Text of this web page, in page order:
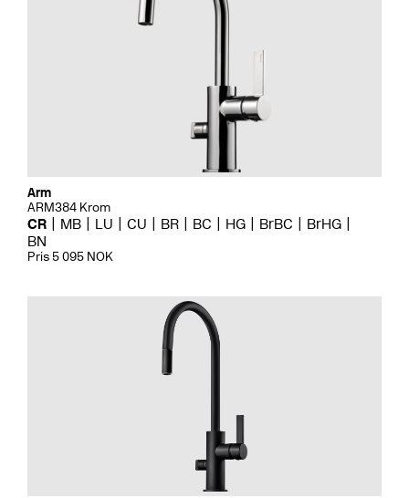
Arm
ARM384 Krom
CR MB LU CU BR BC HG BrBC
BrHG
BN
Pris 5 095 NOK